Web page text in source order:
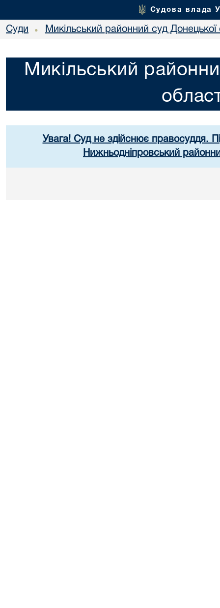
Судова влада
Суди • Микільський районний суд Донецької
Микільський
Увага! Суд не здійснює правосуддя.
Нижньодніпровський